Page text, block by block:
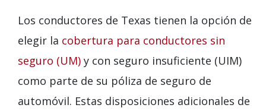
Los conductores de Texas tienen la opción de
elegir la cobertura para conductores sin
seguro (UM) y con seguro insuficiente (UIM)
como parte de su póliza de seguro de
automóvil. Estas disposiciones adicionales de